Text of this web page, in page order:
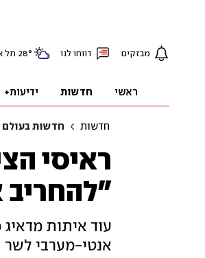
מבזקים דווחו לנו 28° תל
ראשי חדשות ידיעות+
חדשות חדשות בעולם
ראיסי
עוד איתות
אנטי-מערבי לשר